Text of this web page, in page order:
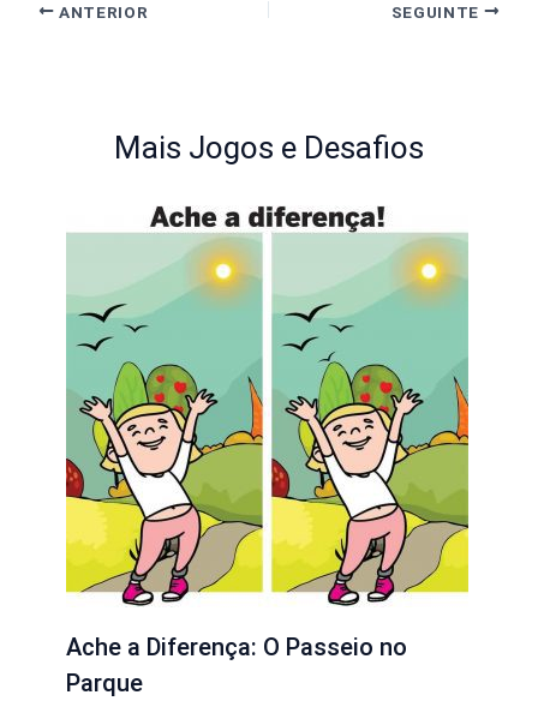
ANTERIOR SEGUINTE
Mais Jogos e Desafios
Ache a Diferença: O Passeio no
Parque